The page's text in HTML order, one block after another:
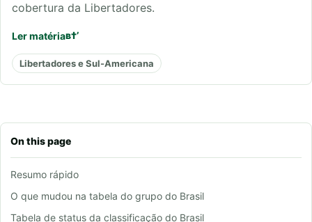
On this page
Resumo rápido
O que mudou na tabela do grupo do Brasil
Tabela de status da classificação do Brasil
cobertura da Libertadores.
Ler matéria
Libertadores e Sul-Americana